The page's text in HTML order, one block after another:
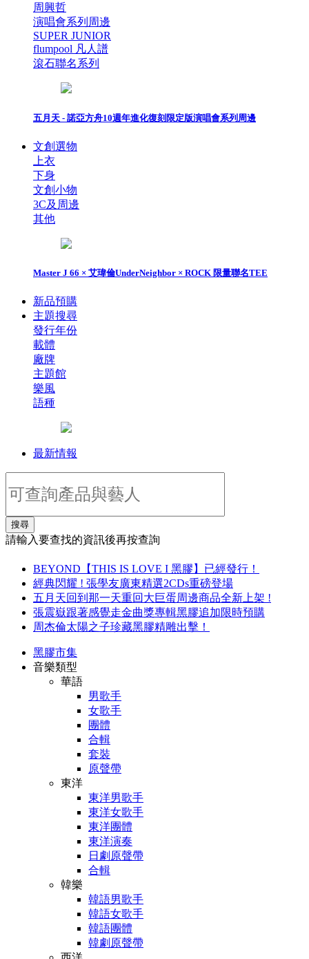
周興哲
演唱會系列周邊
SUPER JUNIOR
flumpool 凡人譜
滾石聯名系列
五月天 - 諾亞方舟10週年進化復刻限定版演唱會系列周邊
文創選物
上衣
下身
文創小物
3C及周邊
其他
Master J 66 × 艾瑋倫UnderNeighbor × ROCK 限量聯名TEE
新品預購
主題搜尋
發行年份
載體
廠牌
主題館
樂風
語種
最新情報
搜尋
請輸入要查找的資訊後再按查詢
BEYOND【THIS IS LOVE I 黑膠】已經發行！
經典閃耀 ! 張學友廣東精選2CDs重磅登場
五月天回到那一天重回大巨蛋周邊商品全新上架 !
張震嶽跟著感覺走金曲獎專輯黑膠追加限時預購
周杰倫太陽之子珍藏黑膠精雕出擊！
黑膠市集
音樂類型
華語
男歌手
女歌手
團體
合輯
套裝
原聲帶
東洋
東洋男歌手
東洋女歌手
東洋團體
東洋演奏
日劇原聲帶
合輯
韓樂
韓語男歌手
韓語女歌手
韓語團體
韓劇原聲帶